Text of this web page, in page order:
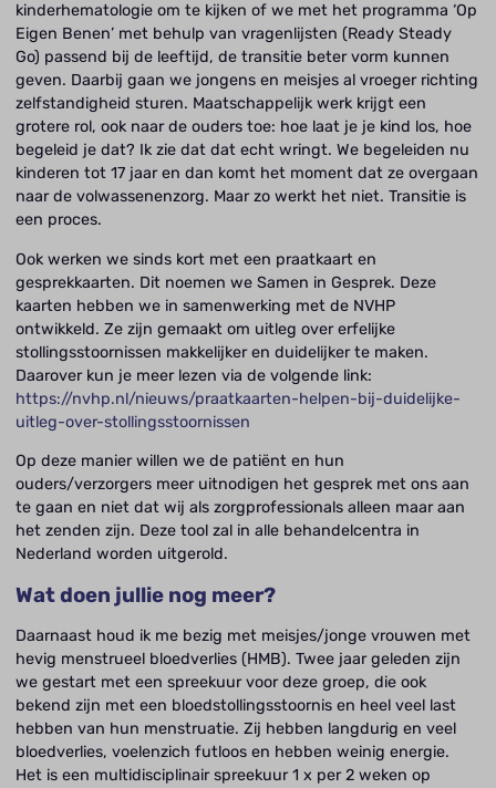
kinderhematologie om te kijken of we met het programma ‘Op
Eigen Benen’ met behulp van vragenlijsten (Ready Steady
Go) passend bij de leeftijd, de transitie beter vorm kunnen
geven. Daarbij gaan we jongens en meisjes al vroeger richting
zelfstandigheid sturen. Maatschappelijk werk krijgt een
grotere rol, ook naar de ouders toe: hoe laat je je kind los, hoe
begeleid je dat? Ik zie dat dat echt wringt. We begeleiden nu
kinderen tot 17 jaar en dan komt het moment dat ze overgaan
naar de volwassenenzorg. Maar zo werkt het niet. Transitie is
een proces.
Ook werken we sinds kort met een praatkaart en
gesprekkaarten. Dit noemen we Samen in Gesprek. Deze
kaarten hebben we in samenwerking met de NVHP
ontwikkeld. Ze zijn gemaakt om uitleg over erfelijke
stollingsstoornissen makkelijker en duidelijker te maken.
Daarover kun je meer lezen via de volgende link:
https://nvhp.nl/nieuws/praatkaarten-helpen-bij-duidelijke-
uitleg-over-stollingsstoornissen
Op deze manier willen we de patiënt en hun
ouders/verzorgers meer uitnodigen het gesprek met ons aan
te gaan en niet dat wij als zorgprofessionals alleen maar aan
het zenden zijn. Deze tool zal in alle behandelcentra in
Nederland worden uitgerold.
Wat doen jullie nog meer?
Daarnaast houd ik me bezig met meisjes/jonge vrouwen met
hevig menstrueel bloedverlies (HMB). Twee jaar geleden zijn
we gestart met een spreekuur voor deze groep, die ook
bekend zijn met een bloedstollingsstoornis en heel veel last
hebben van hun menstruatie. Zij hebben langdurig en veel
bloedverlies, voelenzich futloos en hebben weinig energie.
Het is een multidisciplinair spreekuur 1 x per 2 weken op